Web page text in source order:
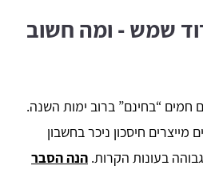
שמש - ומה חשוב
“בחינם” ברוב ימות השנה.
מייצרים חיסכון ניכר בחשבון
בעונות הקרות. הנה הסבר